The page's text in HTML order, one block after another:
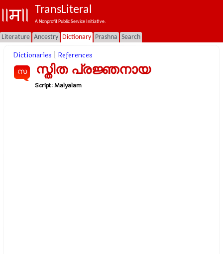
TransLiteral
A Nonprofit Public Service Initiative.
Literature Ancestry Dictionary Prashna Search
Dictionaries References
സ സ്തിത പ്രജ്ഞനായ
Script:Malyalam